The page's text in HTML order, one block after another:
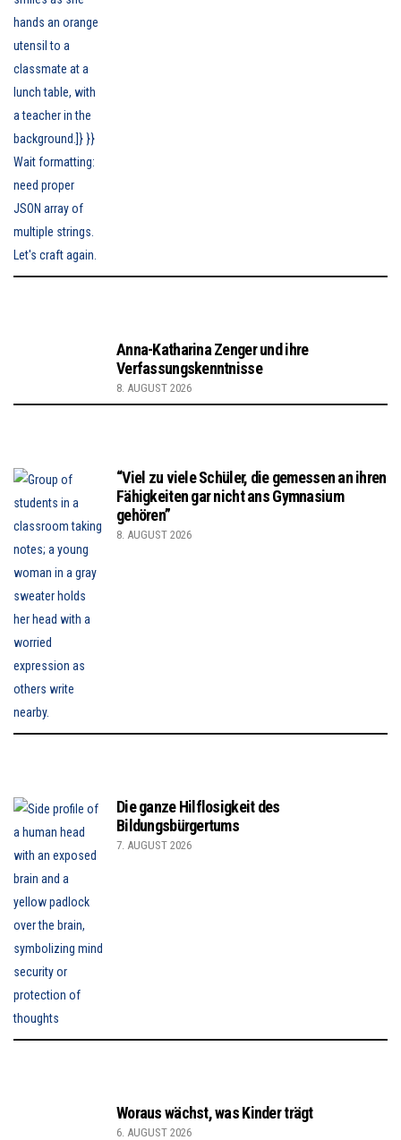
Anna-Katharina Zenger und ihre
Verfassungskenntnisse
8. AUGUST 2026
“Viel zu viele Schüler, die gemessen an ihren
Fähigkeiten gar nicht ans Gymnasium
gehören”
8. AUGUST 2026
Die ganze Hilflosigkeit des
Bildungsbürgertums
7. AUGUST 2026
Woraus wächst, was Kinder trägt
6. AUGUST 2026